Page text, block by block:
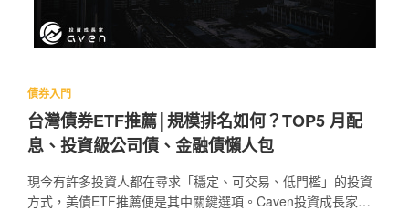
債券入門
台灣債券ETF推薦│規模排名如何？TOP5 月配
息、投資級公司債、金融債懶人包
現今有許多投資人都在尋求「穩定、可交易、低門檻」的投資
方式，美債ETF推薦便是其中關鍵選項。Caven投資成長家將